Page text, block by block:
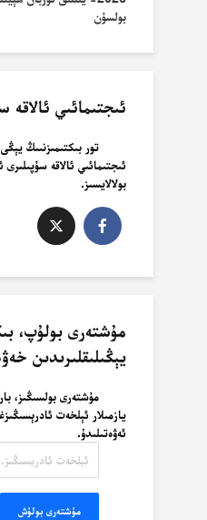
بولسۇن
ئىجتىمائىي ئالاقە
تور بىكتىمىزنىىڭ
ئىجتىمائىي ئالاقە سۇپىلىرى
بولالايسىز.
مۇشتەرى بولۇپ،
يېڭىلىقلىرىدىن
مۇشتەرى بولسىڭىز،
يازمىلار ئېلخەت
ئەۋەتىلىدۇ.
ئادرېسىڭىز.
مۇشتەرى بولۇش